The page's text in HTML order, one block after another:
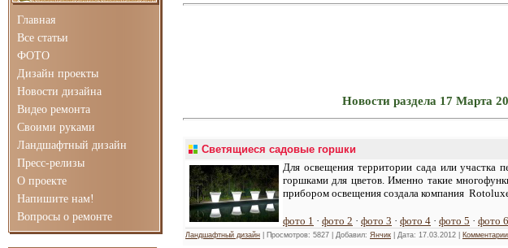
Главная
Все статьи
ФОТО
Дизайн проекты
Новости дизайна
Видео ремонта
Своими руками
Ландшафтный дизайн
Пресс-релизы
О проекте
Напишите нам!
Вопросы о ремонте
Новости раздела 17 Марта
Светящиеся садовые горшки
Для освещения территории сада или участка
горшками для цветов. Именно такие
прибором освещения создала компания
фото 1 · фото 2 · фото 3 · фото 4 · фото 5 · фото 6
Ландшафтный дизайн | Просмотров: 5827 | Добавил: Янчик | Дата: 17.03.2012